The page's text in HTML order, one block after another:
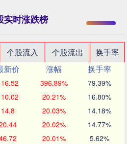
实时涨跌榜
个股流入 个股流出
换手率
新价 涨幅
换手率
396.89% 79.39%
20.21% 16.80%
14.8 20.03% 14.18%
20.02% 14.77%
20.01% 5.62%